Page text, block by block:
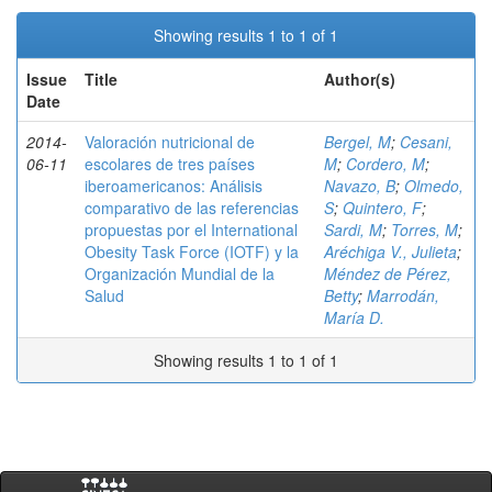
Showing results 1 to 1 of 1
Issue
Date
Title Author(s)
2014-
06-11
Valoración nutricional de
escolares de tres países
iberoamericanos: Análisis
comparativo de las referencias
propuestas por el International
Obesity Task Force (IOTF) y la
Organización Mundial de la
Salud
Bergel, M; Cesani,
M; Cordero, M;
Navazo, B; Olmedo,
S; Quintero, F;
Sardi, M; Torres, M;
Aréchiga V., Julieta;
Méndez de Pérez,
Betty; Marrodán,
María D.
Showing results 1 to 1 of 1